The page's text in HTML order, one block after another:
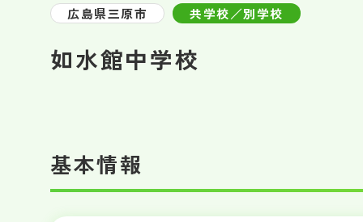
広島県三原市 共学校／別学校
如水館中学校
基本情報